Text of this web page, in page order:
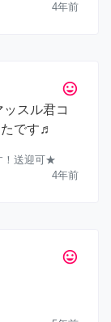
4年前
tag_faces
スル君コ
です♬
！送迎可★
4年前
tag_faces